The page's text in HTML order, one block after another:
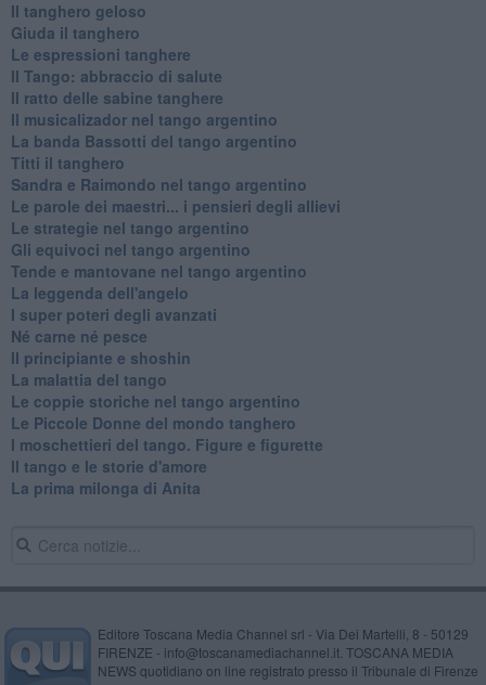
Il tanghero geloso
Giuda il tanghero
Le espressioni tanghere
Il Tango: abbraccio di salute
Il ratto delle sabine tanghere
Il musicalizador nel tango argentino
La banda Bassotti del tango argentino
Titti il tanghero
Sandra e Raimondo nel tango argentino
Le parole dei maestri... i pensieri degli allievi
Le strategie nel tango argentino
Gli equivoci nel tango argentino
Tende e mantovane nel tango argentino
La leggenda dell'angelo
I super poteri degli avanzati
​Né carne né pesce
Il principiante e shoshin
La malattia del tango
Le coppie storiche nel tango argentino
​Le Piccole Donne del mondo tanghero
I moschettieri del tango. Figure e figurette
Il tango e le storie d'amore
​La prima milonga di Anita
Editore Toscana Media Channel srl - Via Dei Martelli, 8 - 50129
FIRENZE - info@toscanamediachannel.it. TOSCANA MEDIA
NEWS quotidiano on line registrato presso il Tribunale di Firenze